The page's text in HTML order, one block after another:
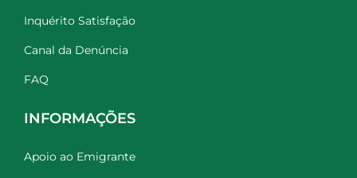
Inquérito Satisfação
Canal da Denúncia
FAQ
INFORMAÇÕES
Apoio ao Emigrante